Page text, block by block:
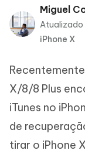
PDNob
PDF
Editor
iAnyGo
Miguel
iPhone X
X/8/8 Plus
iTunes no
de
tirar o iPhone